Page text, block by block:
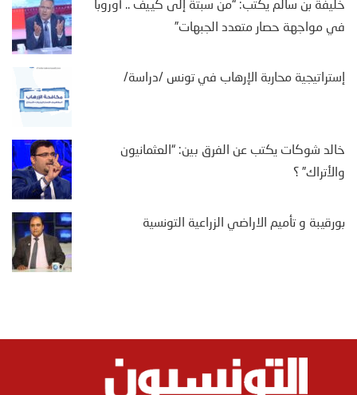
خليفة بن سالم يكتب: “من سبتة إلى كييف .. أوروبا
في مواجهة حصار متعدد الجبهات”
إستراتيجية محاربة الإرهاب في تونس /دراسة/
خالد شوكات يكتب عن الفرق بين: “العثمانيون
والأتراك” ؟
بورقيبة و تأميم الاراضي الزراعية التونسية